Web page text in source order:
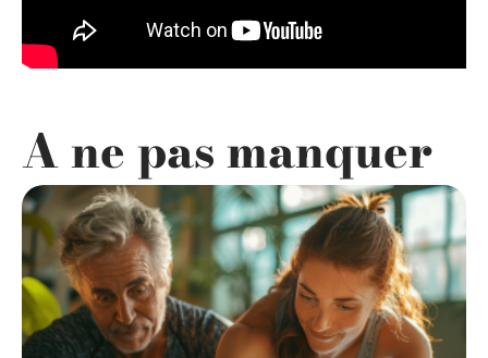
A ne pas manquer